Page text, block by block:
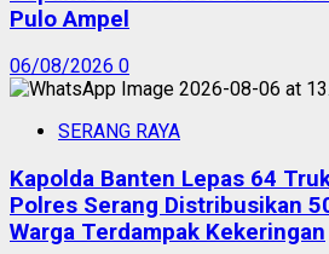
Pulo Ampel
06/08/2026 0
SERANG RAYA
Kapolda Banten Lepas 64
Polres Serang Distribusikan
Warga Terdampak Kekeringan